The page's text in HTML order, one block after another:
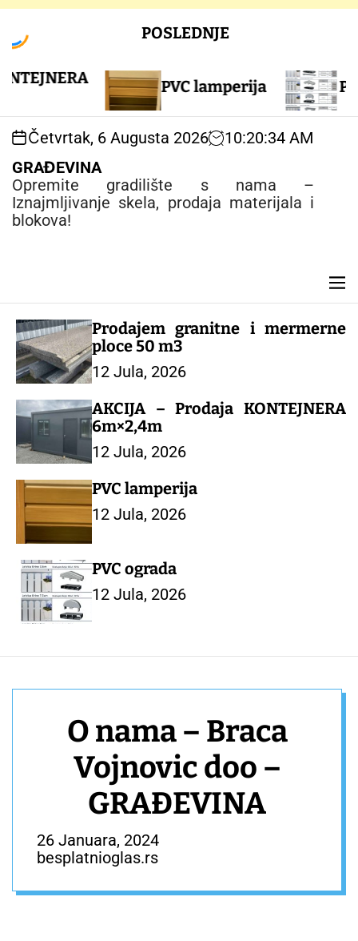
c
POSLEDNJE
PVC lamperija PVC
Četvrtak, 6 Augusta 2026 10:20:35 AM
GRAĐEVINA
Opremite gradilište s nama –
Iznajmljivanje skela, prodaja materijala i
blokova!
M
e
n
Prodajem granitne i mermerne
ploce 50 m3
12 Jula, 2026
AKCIJA – Prodaja KONTEJNERA
6m×2,4m
12 Jula, 2026
PVC lamperija
12 Jula, 2026
PVC ograda
12 Jula, 2026
O nama – Braca
Vojnovic doo –
GRAĐEVINA
26 Januara, 2024
besplatnioglas.rs